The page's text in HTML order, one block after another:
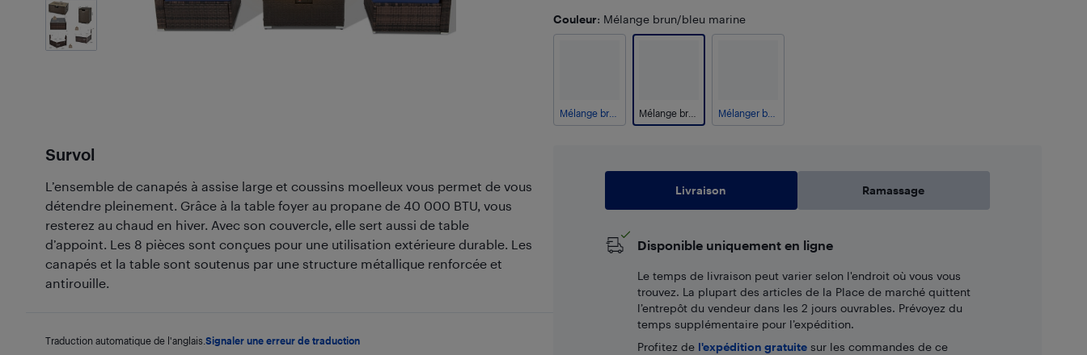
Photos
Survol
L’ensemble de canapés à assise large et coussins moelleux vous permet de vous
détendre pleinement. Grâce à la table foyer au propane de 40 000 BTU, vous
resterez au chaud en hiver. Avec son couvercle, elle sert aussi de table
d’appoint. Les 8 pièces sont conçues pour une utilisation extérieure durable. Les
canapés et la table sont soutenus par une structure métallique renforcée et
antirouille.
Traduction automatique de l'anglais. Signaler une erreur de traduction
Couleur: Mélange brun/bleu marine
Mélange brun/turquoise Mélange brun/bleu marine Mélanger brun/rouge
Livraison Ramassage
Disponible uniquement en ligne
Le temps de livraison peut varier selon l'endroit où vous vous
trouvez. La plupart des articles de la Place de marché quittent
l’entrepôt du vendeur dans les 2 jours ouvrables. Prévoyez du
temps supplémentaire pour l’expédition.
Profitez de l'expédition gratuitesur les commandes de ce